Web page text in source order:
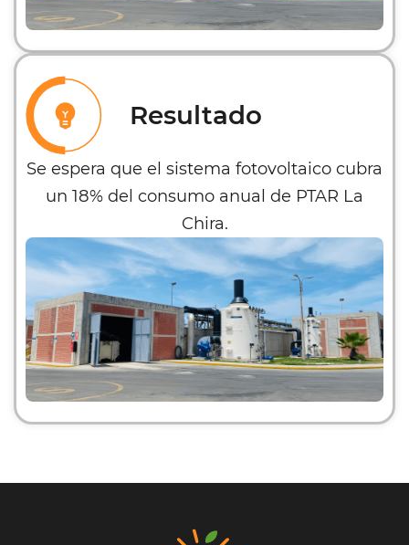
Resultado
Se espera que el sistema fotovoltaico cubra
un 18% del consumo anual de PTAR La
Chira.